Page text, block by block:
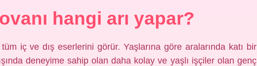
hangi arı yapar?
tüm iç ve dış eserlerini görür. Yaşlarına göre aralarında katı bir
deneyime sahip olan daha kolay ve yaşlı işçiler olan genç